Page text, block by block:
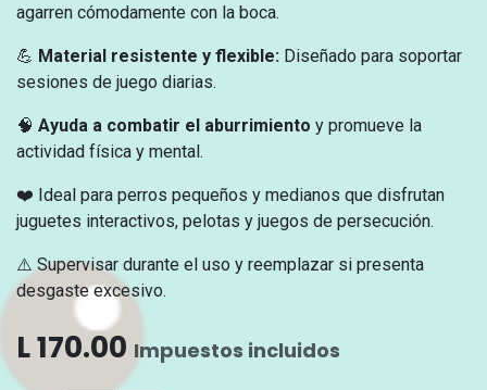
agarren cómodamente con la boca.
💪 Material resistente y flexible: Diseñado para soportar
sesiones de juego diarias.
🧠 Ayuda a combatir el aburrimiento y promueve la
actividad física y mental.
❤️ Ideal para perros pequeños y medianos que disfrutan
juguetes interactivos, pelotas y juegos de persecución.
⚠️ Supervisar durante el uso y reemplazar si presenta
desgaste excesivo.
L170.00 Impuestos incluidos